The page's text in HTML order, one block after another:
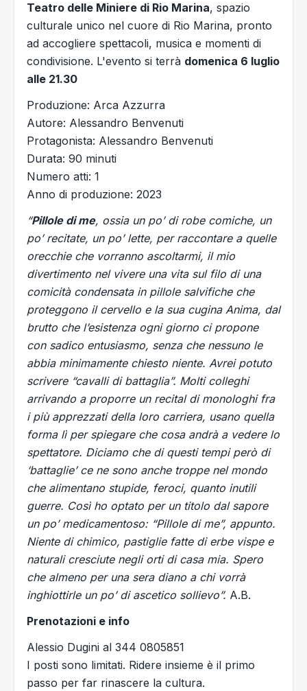
Teatro delle Miniere di Rio Marina, spazio
culturale unico nel cuore di Rio Marina, pronto
ad accogliere spettacoli, musica e momenti di
condivisione. L'evento si terrà domenica 6 luglio
alle 21.30
Produzione: Arca Azzurra
Autore: Alessandro Benvenuti
Protagonista: Alessandro Benvenuti
Durata: 90 minuti
Numero atti: 1
Anno di produzione: 2023
“Pillole di me, ossia un po’ di robe comiche, un
po’ recitate, un po’ lette, per raccontare a quelle
orecchie che vorranno ascoltarmi, il mio
divertimento nel vivere una vita sul filo di una
comicità condensata in pillole salvifiche che
proteggono il cervello e la sua cugina Anima, dal
brutto che l’esistenza ogni giorno ci propone
con sadico entusiasmo, senza che nessuno le
abbia minimamente chiesto niente. Avrei potuto
scrivere “cavalli di battaglia”. Molti colleghi
arrivando a proporre un recital di monologhi fra
i più apprezzati della loro carriera, usano quella
forma lì per spiegare che cosa andrà a vedere lo
spettatore. Diciamo che di questi tempi però di
‘battaglie’ ce ne sono anche troppe nel mondo
che alimentano stupide, feroci, quanto inutili
guerre. Così ho optato per un titolo dal sapore
un po’ medicamentoso: “Pillole di me”, appunto.
Niente di chimico, pastiglie fatte di erbe vispe e
naturali cresciute negli orti di casa mia. Spero
che almeno per una sera diano a chi vorrà
inghiottirle un po’ di ascetico sollievo”. A.B.
Prenotazioni e info
Alessio Dugini al 344 0805851
I posti sono limitati. Ridere insieme è il primo
passo per far rinascere la cultura.